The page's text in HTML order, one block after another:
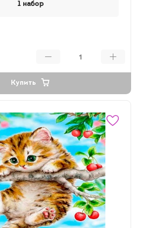
1 набор
Купить